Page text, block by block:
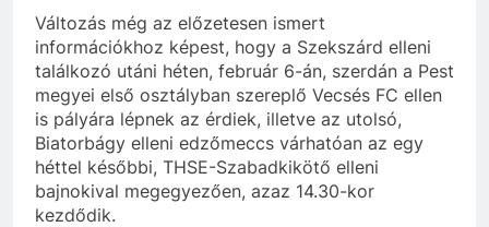
Változás még az előzetesen ismert
információkhoz képest, hogy a Szekszárd elleni
találkozó utáni héten, február 6-án, szerdán a Pest
megyei első osztályban szereplő Vecsés FC ellen
is pályára lépnek az érdiek, illetve az utolsó,
Biatorbágy elleni edzőmeccs várhatóan az egy
héttel későbbi, THSE-Szabadkikötő elleni
bajnokival megegyezően, azaz 14.30-kor
kezdődik.